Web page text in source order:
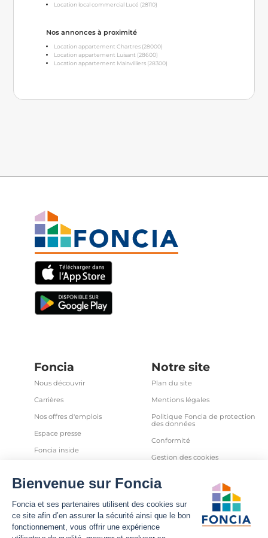
Location local commercial Lucé (28110)
Nos annonces à proximité
Location appartement Chartres (28000)
Location appartement Luisant (28600)
Location appartement Mainvilliers (28300)
Foncia
Nous découvrir
Carrières
Nos offres d'emplois
Espace presse
Foncia inside
Partenaires
Notre site
Plan du site
Mentions légales
Politique Foncia de protection
des données
Conformité
Gestion des cookies
et autres traceurs
Sécurité informatique
Déclaration d'accessibilité